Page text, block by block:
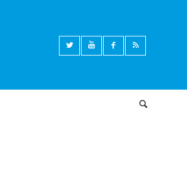
Marchés financiers